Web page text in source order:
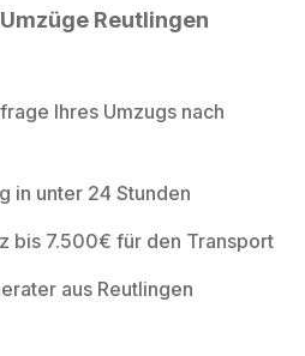
Reutlingen
Ihres Umzugs nach
in unter 24 Stunden
bis 7.500€ für den Transport
aus Reutlingen